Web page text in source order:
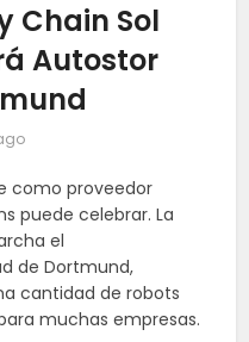
Chain Sol
Autostor
como proveedor
puede celebrar. La
el
de Dortmund,
cantidad de robots
muchas empresas.